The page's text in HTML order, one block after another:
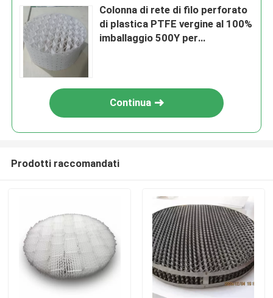
Colonna di rete di filo perforato
di plastica PTFE vergine al 100%
imballaggio 500Y per
Continua
Prodotti raccomandati